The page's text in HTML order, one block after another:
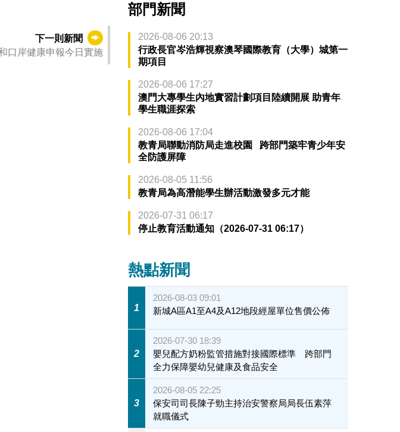
下一則新聞
口岸健康申報今日實施
部門新聞
2026-08-06 20:13
行政長官岑浩輝視察澳琴國際教育（大學）城第一
期項目
2026-08-06 17:27
澳門大專學生內地實習計劃項目陸續開展 助青年
學生職涯探索
2026-08-06 17:04
教青局聯動消防局走進校園 跨部門築牢青少年安
全防護屏障
2026-08-05 11:56
教青局為高潛能學生辦活動激發多元才能
2026-07-31 06:17
停止教育活動通知（2026-07-31 06:17）
熱點新聞
1
2026-08-03 09:01
新城A區A1至A4及A12地段經屋單位售價公佈
2
2026-07-30 18:39
嬰兒配方奶粉監管措施對接國際標準 跨部門
全力保障嬰幼兒健康及食品安全
3
2026-08-05 22:25
保安司司長陳子勁主持治安警察局局長伍素萍
就職儀式